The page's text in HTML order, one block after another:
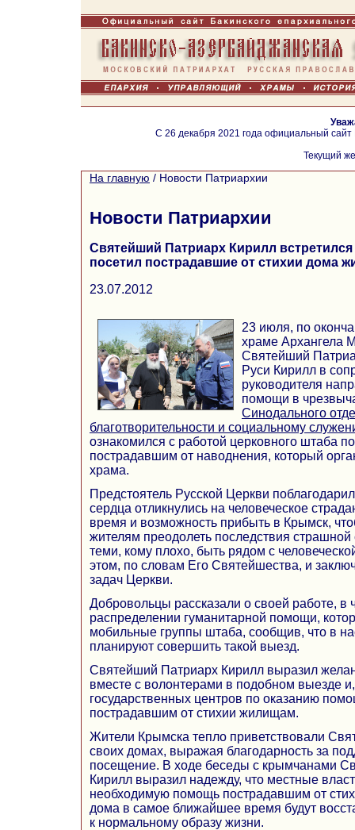
С 26 декабря 2021 года официальный
Текущий
На главную / Новости Патриархии
Новости Патриархии
Святейший Патриарх Кирилл
посетил пострадавшие от стихии дома
23.07.2012
23 июля, по
храме Архангела
Святейший
Руси Кирилл в
руководителя
помощи в
Синодального
благотворительности и социальному
ознакомился с работой церковного штаба
пострадавшим от наводнения, который
храма.
Предстоятель Русской Церкви
сердца отликнулись на человеческое
время и возможность прибыть в Крымск,
жителям преодолеть последствия
теми, кому плохо, быть рядом с
этом, по словам Его Святейшества, и
задач Церкви.
Добровольцы рассказали о своей работе, в
распределении гуманитарной помощи,
мобильные группы штаба, сообщив, что в
планируют совершить такой выезд.
Святейший Патриарх Кирилл выразил
вместе с волонтерами в подобном выезде
государственных центров по оказанию
пострадавшим от стихии жилищам.
Жители Крымска тепло приветствовали
своих домах, выражая благодарность за
посещение. В ходе беседы с крымчанами
Кирилл выразил надежду, что местные
необходимую помощь пострадавшим от
дома в самое ближайшее время будут
к нормальному образу жизни.